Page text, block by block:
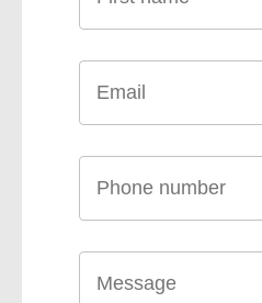
E-
mail *
Telefoon *
Vraag